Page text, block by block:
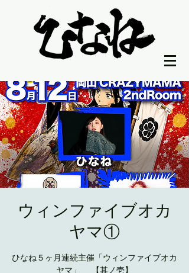
ウィンファイブオカ
ヤマ①
ひなね５ヶ月連続主催「ウィンファイブオカ
ヤマ」 【其ノ壱】